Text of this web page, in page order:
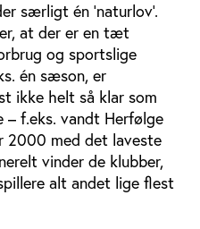
særligt én ’naturlov’.
at der er en tæt
og sportslige
én sæson, er
ikke helt så klar som
– f.eks. vandt Herfølge
2000 med det laveste
vinder de klubber,
alt andet lige flest